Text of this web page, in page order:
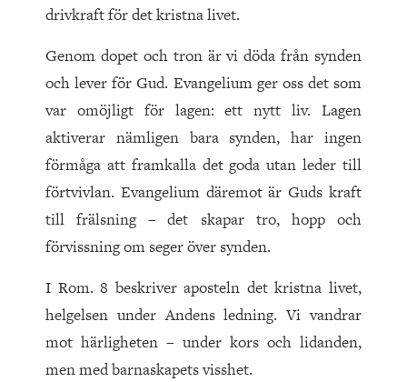
drivkraft för det kristna livet.
Genom dopet och tron är vi döda från synden
och lever för Gud. Evangelium ger oss det som
var omöjligt för lagen: ett nytt liv. Lagen
aktiverar nämligen bara synden, har ingen
förmåga att framkalla det goda utan leder till
förtvivlan. Evangelium däremot är Guds kraft
till frälsning – det skapar tro, hopp och
förvissning om seger över synden.
I Rom. 8 beskriver aposteln det kristna livet,
helgelsen under Andens ledning. Vi vandrar
mot härligheten – under kors och lidanden,
men med barnaskapets visshet.